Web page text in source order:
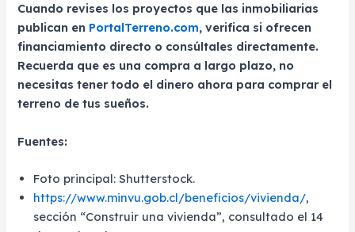
Cuando revises los proyectos que las inmobiliarias
publican en PortalTerreno.com, verifica si ofrecen
financiamiento directo o consúltales directamente.
Recuerda que es una compra a largo plazo, no
necesitas tener todo el dinero ahora para comprar el
terreno de tus sueños.
Fuentes:
Foto principal: Shutterstock.
https://www.minvu.gob.cl/beneficios/vivienda/,
sección “Construir una vivienda”, consultado el 14